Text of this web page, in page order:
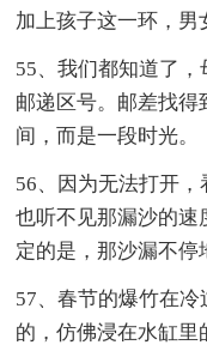
加上孩子这一环，男
55、我们都知道了
邮递区号。邮差找
间，而是一段时光。
56、因为无法打开，
也听不见那漏沙的速
定的是，那沙漏不停
57、春节的爆竹在
的，仿佛浸在水缸里